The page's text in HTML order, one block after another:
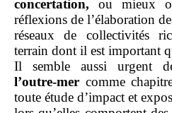
concertation, ou mieux
réflexions de l’élaboration
réseaux de collectivités
terrain dont il est important
Il semble aussi urgent
l’outre‑mer comme
toute étude d’impact et